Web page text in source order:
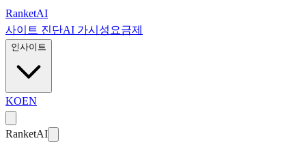
본문으로 건너뛰기
RanketAI
사이트 진단AI 가시성 요금제
인사이트
KOEN
RanketAI